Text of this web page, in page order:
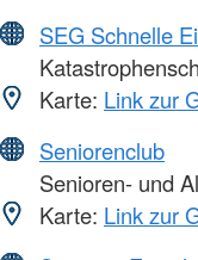
SEG Schnelle
Karte: Link zur
Seniorenclub
Senioren- und
Karte: Link zur